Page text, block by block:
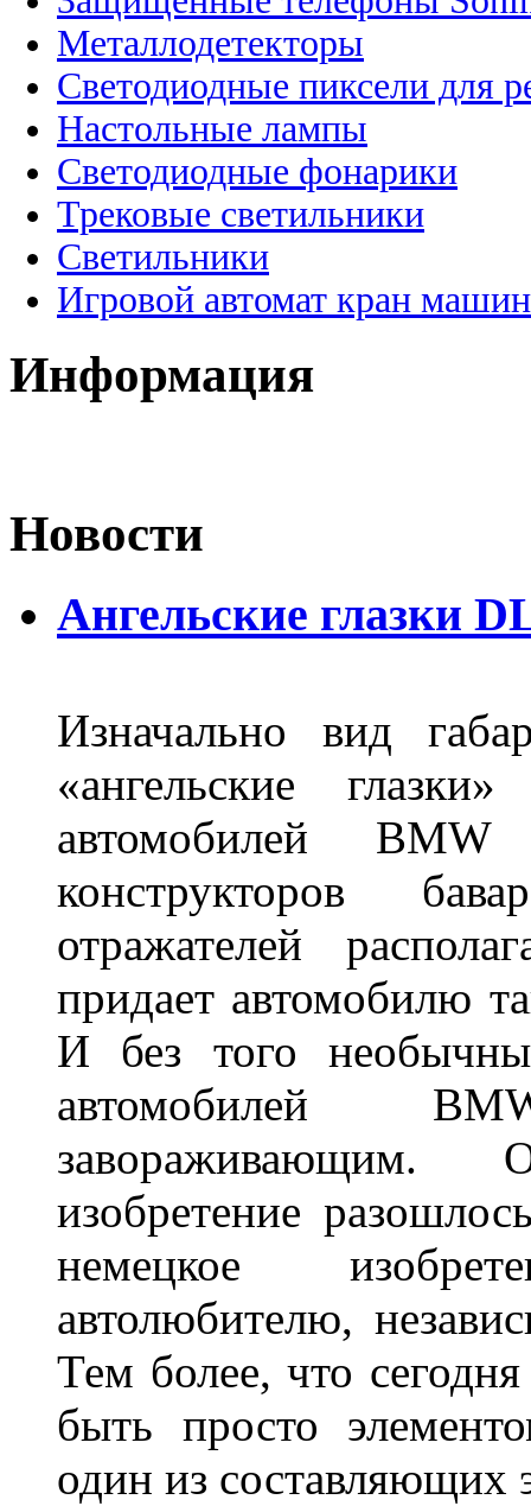
Металлодетекторы
Светодиодные пиксели для
Настольные лампы
Светодиодные фонарики
Трековые светильники
Светильники
Игровой автомат кран
Информация
Новости
Ангельские глазки
Изначально вид
«ангельские
автомобилей
конструкторов
отражателей
придает автомобилю
И без того
автомобилей
завораживающим.
изобретение
немецкое
автолюбителю,
Тем более, что сегодня
быть просто
один из